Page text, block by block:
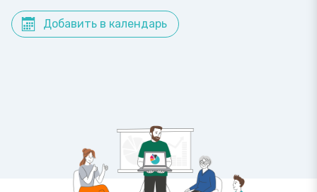
Добавить в календарь